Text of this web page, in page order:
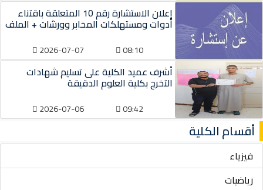
إعلان الاستشارة رقم 10 المتعلقة باقتناء
أدوات ومستهلكات المخابر وورشات + الملف
08:10
2026-07-07
أشرف عميد الكلية على تسليم شهادات
التخرج بكلية العلوم الدقيقة
09:42
2026-07-06
أقسام الكلية
فيزياء
رياضيات